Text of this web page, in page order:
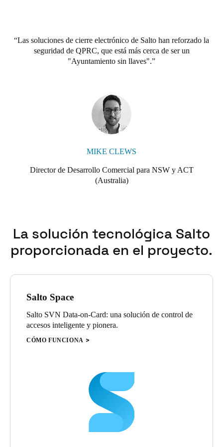
"A veces, los edificios públicos se encuentran en ubicaciones
complejas, por lo que es fantástico poder elegir qué puertas
inalámbricos que funcionan con pilas, como los de Salto,
consumen menos energía que el control de accesos por cables
tradicional, lo que los convierte en una solución más ecológica".
La capacidad de utilizar un conjunto de herramientas de gestión
Professional facilita la tarea de administrar los puntos de acceso
cerraduras inalámbricas sin conexión de Salto.
Las soluciones de cierre electrónico de Salto han reforzado la
seguridad de QPRC, que está más cerca de ser un
"Ayuntamiento sin llaves".
MIKE CLEWS
Director de Desarrollo Comercial para NSW y ACT
(Australia)
La solución tecnológica Salto
proporcionada en el proyecto.
Salto Space
Salto SVN Data-on-Card: una solución de control de
accesos inteligente y pionera.
CÓMO FUNCIONA